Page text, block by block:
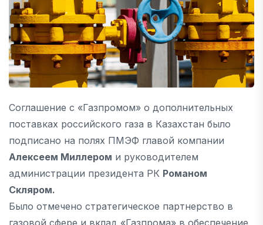
Соглашение с «Газпромом» о дополнительных
поставках российского газа в Казахстан было
подписано на полях ПМЭФ главой компании
Алексеем Миллером и руководителем
администрации президента РК Романом
Скляром.
Было отмечено стратегическое партнерство в
газовой сфере и вклад «Газпрома» в обеспечение